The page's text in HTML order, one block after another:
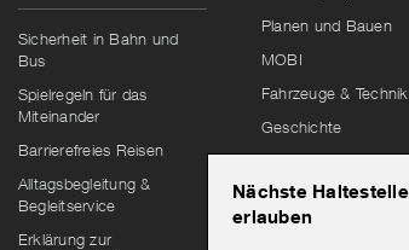
Nächste
erlauben
Sicherheit in Bahn und
Bus
Spielregeln für das
Miteinander
Barrierefreies Reisen
Alltagsbegleitung &
Begleitservice
Erklärung zur
Planen und Bauen
MOBI
Fahrzeuge & Technik
Geschichte
Lieferantenportal
Leitungsauskunft